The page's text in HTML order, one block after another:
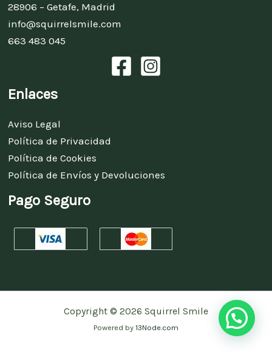
28906 – Getafe, Madrid
info@squirrelsmile.com
663 483 045
Enlaces
Aviso Legal
Política de Privacidad
Política de Cookies
Política de Envíos y Devoluciones
Pago Seguro
Copyright © 2026 Squirrel Smile
Powered by 13Node.com